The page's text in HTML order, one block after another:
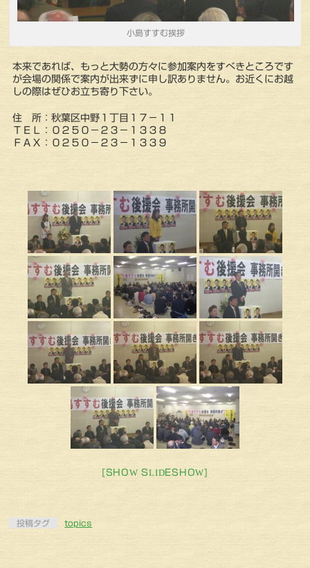
小島すすむ挨拶
本来であれば、もっと大勢の方々に参加案内をすべきところです
が会場の関係で案内が出来ずに申し訳ありません。お近くにお越
しの際はぜひお立ち寄り下さい。
住 所：秋葉区中野１丁目１７－１１
ＴＥＬ：０２５０－２３－１３３８
ＦＡＸ：０２５０－２３－１３３９
[SHOW SLIDESHOW]
投稿タグ topics